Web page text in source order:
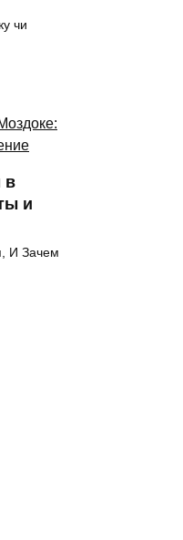
чи
в
и
И Зачем